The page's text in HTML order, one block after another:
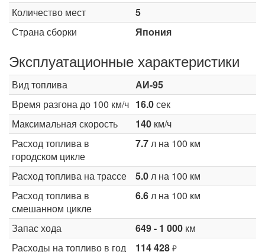
Количество мест
5
Страна сборки
Япония
Эксплуатационные характеристики
Вид топлива
АИ-95
Время разгона до 100 км/ч 16.0сек
Максимальная скорость
140 км/ч
Расход топлива в
городском цикле
7.7л на 100 км
Расход топлива на трассе 5.0л на 100 км
Расход топлива в
смешанном цикле
6.6л на 100 км
Запас хода 649 - 1 000 км
Расходы на топливо в год
114 428 ₽